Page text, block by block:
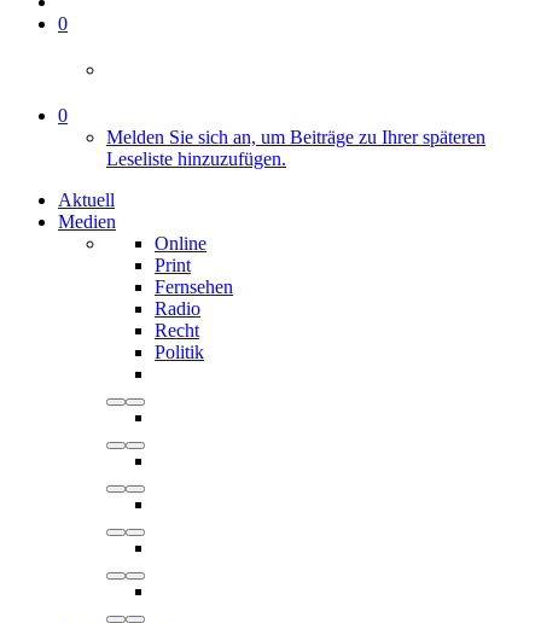
0
0
Melden Sie sich an, um Beiträge zu Ihrer späteren
Leseliste hinzuzufügen.
Aktuell
Medien
Online
Print
Fernsehen
Radio
Recht
Politik